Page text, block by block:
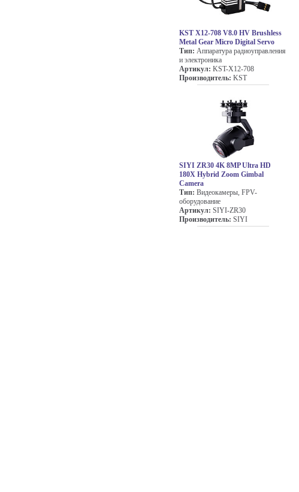
KST X12-708 V8.0 HV Brushless
Metal Gear Micro Digital Servo
Тип: Аппаратура радиоуправления
и электроника
Артикул: KST-X12-708
Производитель: KST
SIYI ZR30 4K 8MP Ultra HD
180X Hybrid Zoom Gimbal
Camera
Тип: Видеокамеры, FPV-
оборудование
Артикул: SIYI-ZR30
Производитель: SIYI